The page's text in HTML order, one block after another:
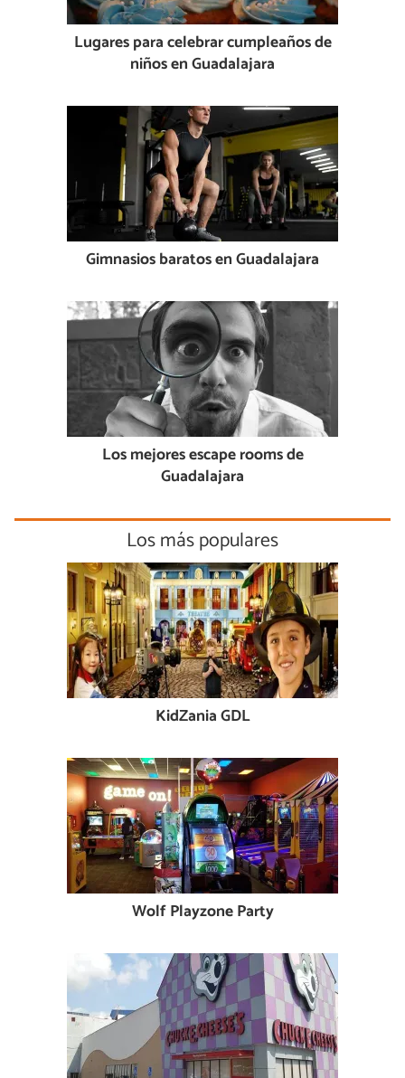
Lugares para celebrar cumpleaños de
niños en Guadalajara
Gimnasios baratos en Guadalajara
Los mejores escape rooms de
Guadalajara
Los más populares
KidZania GDL
Wolf Playzone Party